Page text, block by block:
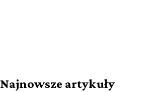
Najnowsze artykuły